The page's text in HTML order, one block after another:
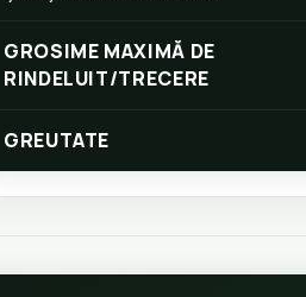
GROSIME MAXIMĂ DE
RINDELUIT/TRECERE
GREUTATE